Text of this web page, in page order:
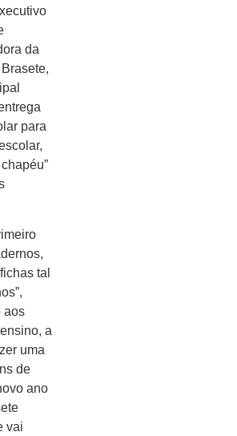
da
para
tal
aos
a
uma
de
ano
vai